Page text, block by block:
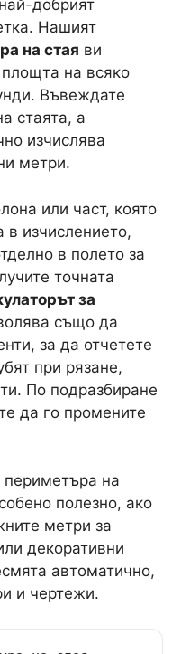
добрият
Нашият
на стая ви
на всяко
Въвеждате
стаята, а
изчислява
метри.
или част, която
в изчислението,
в полето за
точната
за
също да
за да отчетете
при рязане,
По подразбиране
да го промените
периметъра на
полезно, ако
метри за
декоративни
автоматично,
и чертежи.